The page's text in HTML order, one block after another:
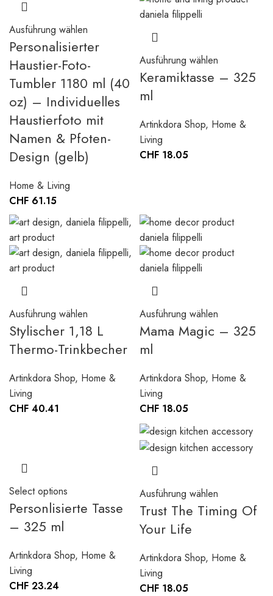
Ausführung wählen
Personalisierter
Haustier-Foto-
Tumbler 1180 ml (40
oz) – Individuelles
Haustierfoto mit
Namen & Pfoten-
Design (gelb)
Home & Living
CHF 61.15
Ausführung wählen
Keramiktasse – 325
ml
Artinkdora Shop, Home &
Living
CHF 18.05
Ausführung wählen
Stylischer 1,18 L
Thermo-Trinkbecher
Artinkdora Shop, Home &
Living
CHF 40.41
Ausführung wählen
Mama Magic – 325
ml
Artinkdora Shop, Home &
Living
CHF 18.05
Select options
Personlisierte Tasse
– 325 ml
Artinkdora Shop, Home &
Living
CHF 23.24
Ausführung wählen
Trust The Timing Of
Your Life
Artinkdora Shop, Home &
Living
CHF 18.05